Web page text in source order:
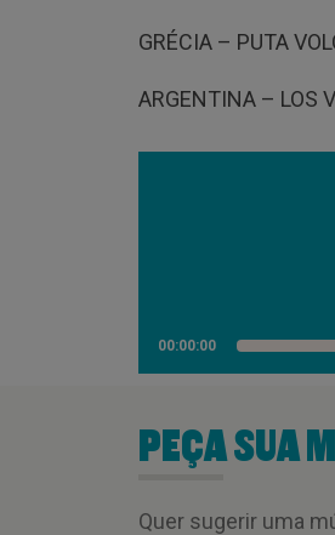
GRÉCIA – PUTA
ARGENTINA – LOS
00:00:00
PEÇA SUA
Quer sugerir uma